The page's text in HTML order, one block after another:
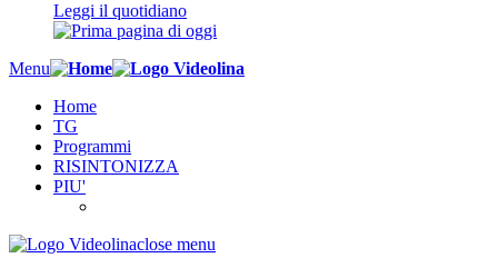
Leggi il quotidiano
Menu
Home
TG
Programmi
RISINTONIZZA
PIU'
close menu